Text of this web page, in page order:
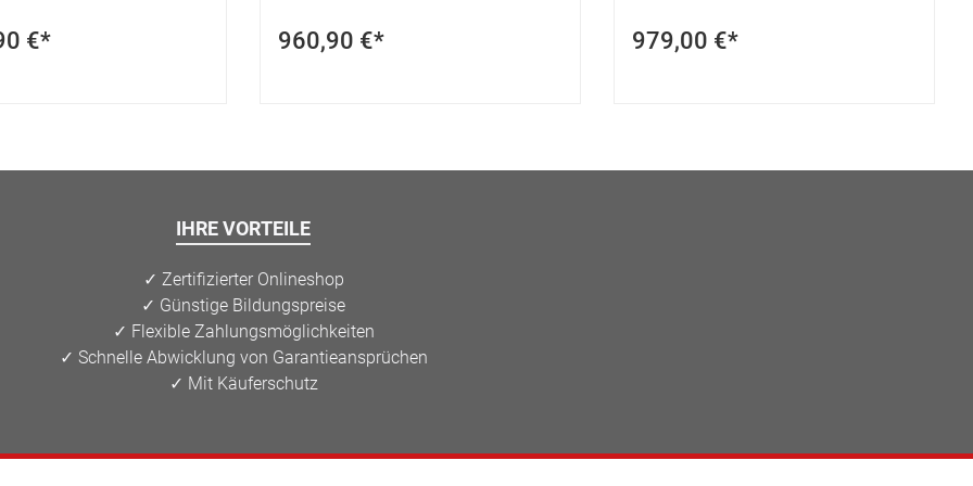
€* 960,90 €* 979,00 €*
IHRE VORTEILE
✓ Zertifizierter Onlineshop
✓ Günstige Bildungspreise
✓ Flexible Zahlungsmöglichkeiten
✓ Schnelle Abwicklung von Garantieansprüchen
✓ Mit Käuferschutz